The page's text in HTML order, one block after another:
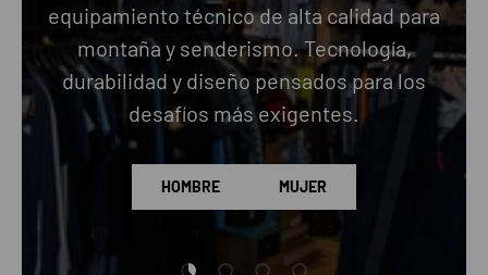
equipamiento técnico de alta calidad para
montaña y senderismo. Tecnología,
durabilidad y diseño pensados para los
desafíos más exigentes.
HOMBRE MUJER
Cargar diapositiva 1 de 4
Cargar diapositiva 2 de 4
Cargar diapositiva 3 de 4
Cargar diapositiva 4 de 4